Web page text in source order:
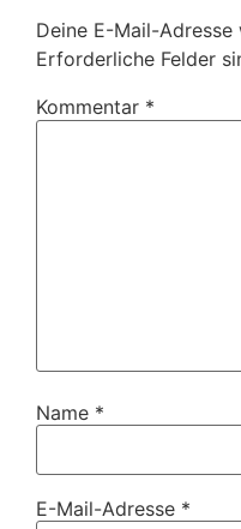
Deine E-Mail-
Erforderliche Felder
Kommentar *
Name *
E-Mail-Adresse *